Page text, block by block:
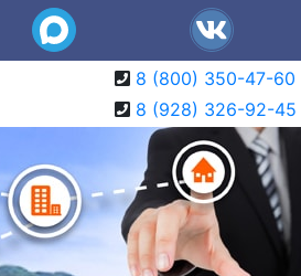
8 (800) 350-47-60
8 (928) 326-92-45